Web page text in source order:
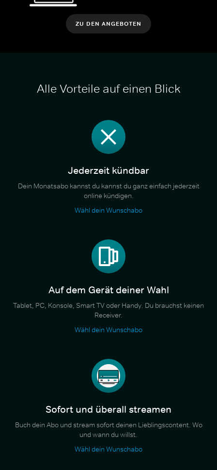
ZU DEN ANGEBOTEN
Alle Vorteile auf einen Blick
Jederzeit kündbar
Dein Monatsabo kannst du kannst du ganz einfach jederzeit
online kündigen.
Wähl dein Wunschabo
Auf dem Gerät deiner Wahl
Tablet, PC, Konsole, Smart TV oder Handy. Du brauchst keinen
Receiver.
Wähl dein Wunschabo
Sofort und überall streamen
Buch dein Abo und stream sofort deinen Lieblingscontent. Wo
und wann du willst.
Wähl dein Wunschabo